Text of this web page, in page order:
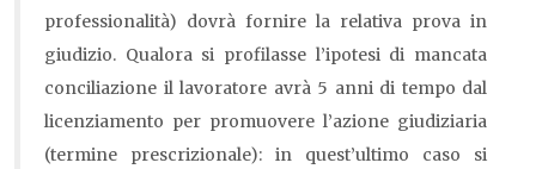
professionalità) dovrà fornire la relativa prova in
giudizio. Qualora si profilasse l’ipotesi di mancata
conciliazione il lavoratore avrà 5 anni di tempo dal
licenziamento per promuovere l’azione giudiziaria
(termine prescrizionale): in quest’ultimo caso si